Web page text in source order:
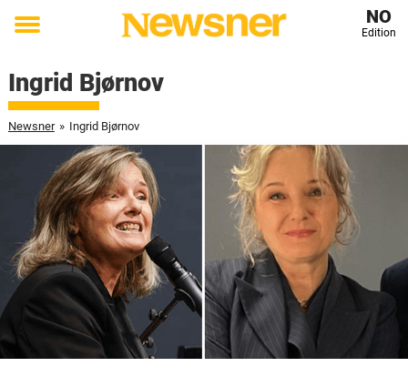
Toggle
NO
Edition
Ingrid Bjørnov
Newsner » Ingrid Bjørnov